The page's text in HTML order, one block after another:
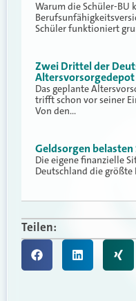
Warum die Schüler-BU
Schüler funktioniert
Zwei Drittel der
Altersvorsorgedepot
Das geplante
trifft schon vor seiner
Von den…
Geldsorgen
Die eigene finanzielle
Deutschland die
Teilen: